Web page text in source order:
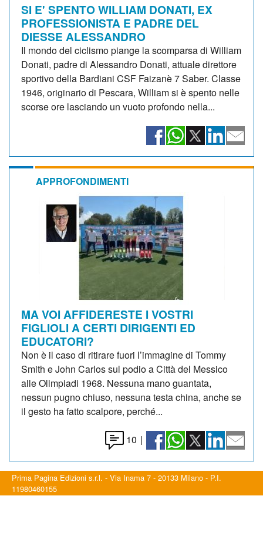
SI E' SPENTO WILLIAM DONATI, EX
PROFESSIONISTA E PADRE DEL
DIESSE ALESSANDRO
Il mondo del ciclismo piange la scomparsa di William
Donati, padre di Alessandro Donati, attuale direttore
sportivo della Bardiani CSF Faizanè 7 Saber. Classe
1946, originario di Pescara, William si è spento nelle
scorse ore lasciando un vuoto profondo nella...
APPROFONDIMENTI
MA VOI AFFIDERESTE I VOSTRI
FIGLIOLI A CERTI DIRIGENTI ED
EDUCATORI?
Non è il caso di ritirare fuori l’immagine di Tommy
Smith e John Carlos sul podio a Città del Messico
alle Olimpiadi 1968. Nessuna mano guantata,
nessun pugno chiuso, nessuna testa china, anche se
il gesto ha fatto scalpore, perché...
10 |
Prima Pagina Edizioni s.r.l. - Via Inama 7 - 20133 Milano - P.I.
11980460155